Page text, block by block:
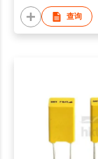
查询